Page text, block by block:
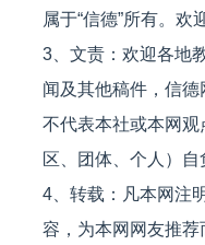
属于“信德”所有。欢
3、文责：欢迎各地
闻及其他稿件，信德
不代表本社或本网
区、团体、个人）自
4、转载：凡本网注
容，为本网网友推